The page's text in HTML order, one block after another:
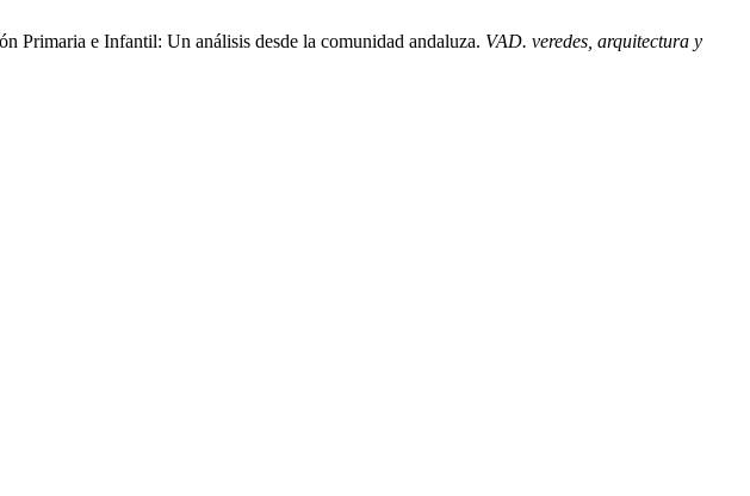
Primaria e Infantil: Un análisis desde la comunidad andaluza. VAD. veredes, arquitectura y